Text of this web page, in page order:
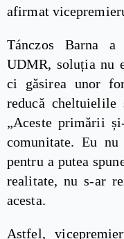
afirmat
Tánczos Barna a
UDMR, soluția nu
ci găsirea unor
reducă
„Aceste primării
comunitate. Eu
pentru a putea
realitate, nu s-ar
acesta.
Astfel,